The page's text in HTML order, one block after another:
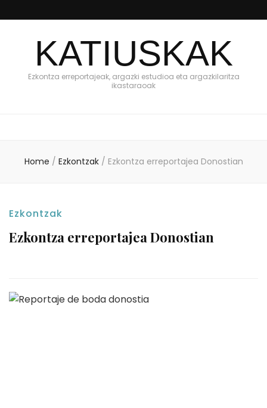
KATIUSKAK
Ezkontza erreportajeak, argazki estudioa eta argazkilaritza
ikastaraoak
Home / Ezkontzak / Ezkontza erreportajea Donostian
Ezkontzak
Ezkontza erreportajea Donostian